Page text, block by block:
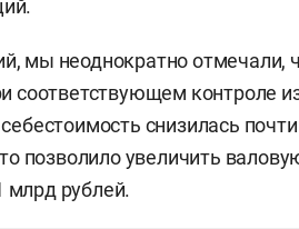
мы неоднократно отмечали,
соответствующем контроле
снизилась
позволило увеличить
млрд рублей.